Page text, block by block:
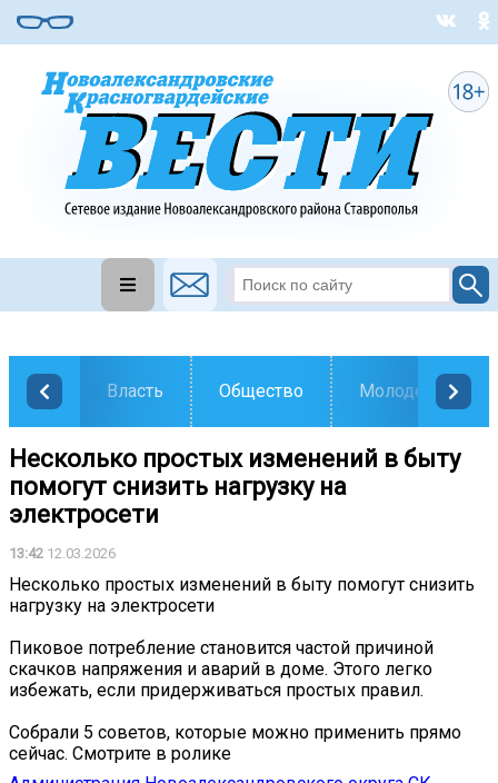
Власть Общество Молодежь
Несколько простых изменений в быту
помогут снизить нагрузку на
электросети
13:42 12.03.2026
Несколько простых изменений в быту помогут снизить
нагрузку на электросети
Пиковое потребление становится частой причиной
скачков напряжения и аварий в доме. Этого легко
избежать, если придерживаться простых правил.
Собрали 5 советов, которые можно применить прямо
сейчас. Смотрите в ролике